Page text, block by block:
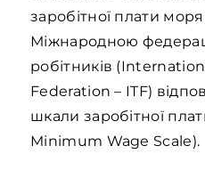
заробітної плати
Міжнародною
робітників
Federation – ITF)
шкали заробітної
Minimum Wage Scale).